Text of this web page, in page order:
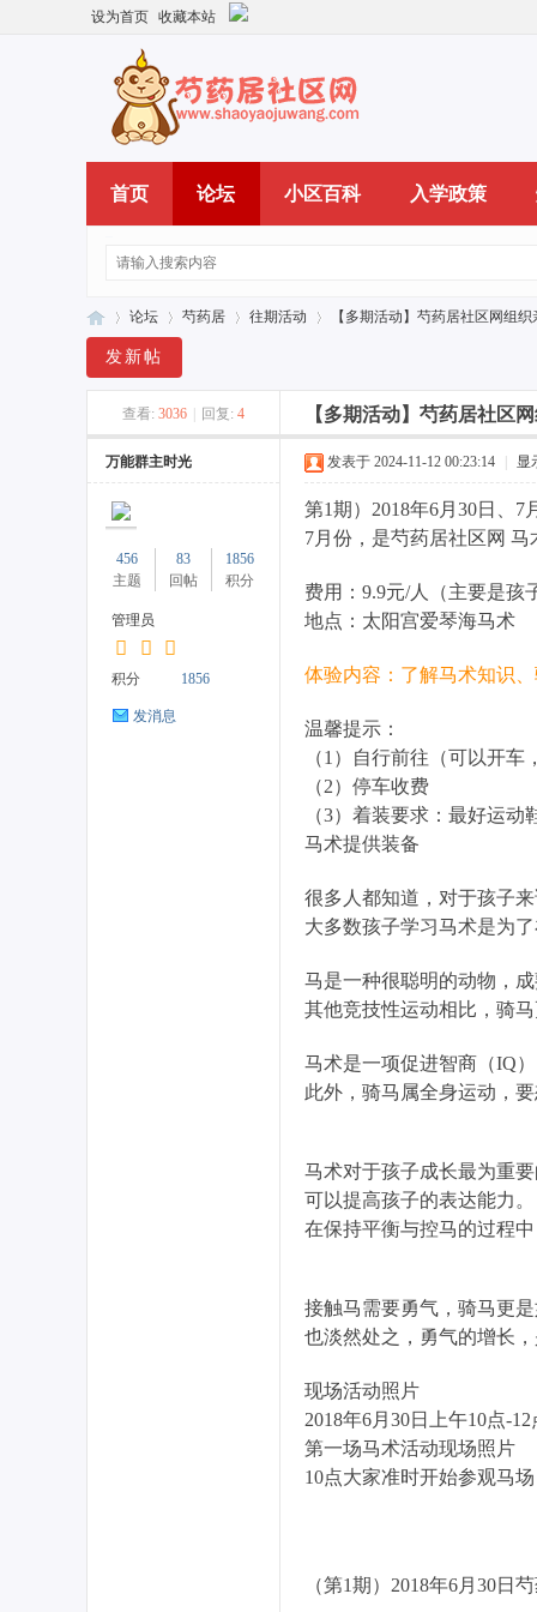
设为首页 收藏本站
首页 论坛 小区百科 入学政策
论坛
›
芍药居
›
往期活动 【多期活动】芍药居社区网组
发新帖
查看: 3036 回复: 4 【多期活动】芍药居社区
万能群主时光
456
主题
83
回帖
1856
积分
管理员
积分 1856
发消息
发表于 2024-11-12 00:23:14 显
第1期）2018年6月30日、
7月份，是芍药居社区网
费用：9.9元/人（主要是孩
地点：太阳宫爱琴海马术
体验内容：了解马术知识
温馨提示：
（1）自行前往（可以开车
（2）停车收费
（3）着装要求：最好运动
马术提供装备
很多人都知道，对于孩子
大多数孩子学习马术是为
马是一种很聪明的动物，
其他竞技性运动相比，骑
马术是一项促进智商（IQ
此外，骑马属全身运动，
马术对于孩子成长最为重
可以提高孩子的表达能力。
在保持平衡与控马的过程
接触马需要勇气，骑马更
也淡然处之，勇气的增长
现场活动照片
2018年6月30日上午10点-12
第一场马术活动现场照片
10点大家准时开始参观马
（第1期）2018年6月30日